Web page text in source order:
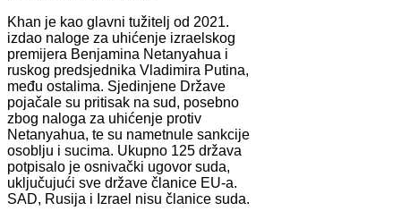
Khan je kao glavni tužitelj od 2021.
izdao naloge za uhićenje izraelskog
premijera Benjamina Netanyahua i
ruskog predsjednika Vladimira Putina,
među ostalima. Sjedinjene Države
pojačale su pritisak na sud, posebno
zbog naloga za uhićenje protiv
Netanyahua, te su nametnule sankcije
osoblju i sucima. Ukupno 125 država
potpisalo je osnivački ugovor suda,
uključujući sve države članice EU-a.
SAD, Rusija i Izrael nisu članice suda.